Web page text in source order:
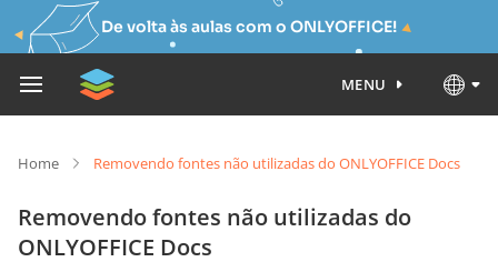
De volta às aulas com o ONLYOFFICE!
MENU
Home Removendo fontes não utilizadas do ONLYOFFICE Docs
Removendo fontes não utilizadas do
ONLYOFFICE Docs